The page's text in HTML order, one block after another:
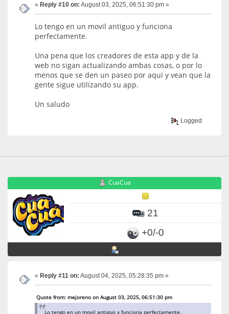
« Reply #10 on: August 03, 2025, 06:51:30 pm »
Lo tengo en un movil antiguo y funciona
perfectamente.
Una pena que los creadores de esta app y de la
web no sigan actualizando ambas cosas, o por lo
menos que se den un paseo por aqui y vean que la
gente sigue utilizando su app.
Un saludo
Logged
CuaCua
21
+0/-0
« Reply #11 on: August 04, 2025, 05:28:35 pm »
Quote from: mejoreno on August 03, 2025, 06:51:30 pm
Lo tengo en un movil antiguo y funciona perfectamente.